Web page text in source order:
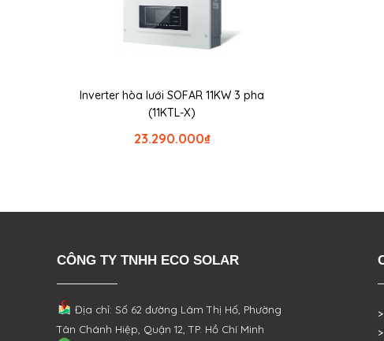
Inverter hòa lưới SOFAR 11KW 3 pha
(11KTL-X)
₫
23.290.000
CÔNG TY TNHH ECO SOLAR
Địa chỉ: Số 62 đường Lâm Thị Hố, Phường
Tân Chánh Hiệp, Quận 12, TP. Hồ Chí Minh